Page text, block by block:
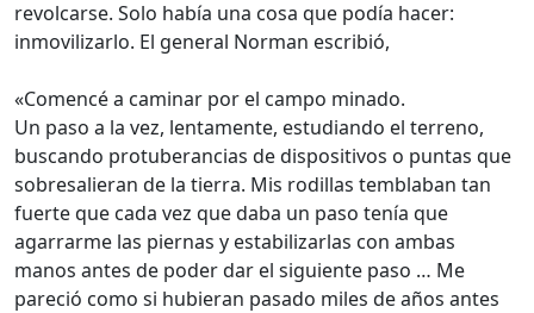
revolcarse. Solo había una cosa que podía hacer:
inmovilizarlo. El general Norman escribió,
«Comencé a caminar por el campo minado.
Un paso a la vez, lentamente, estudiando el terreno,
buscando protuberancias de dispositivos o puntas que
sobresalieran de la tierra. Mis rodillas temblaban tan
fuerte que cada vez que daba un paso tenía que
agarrarme las piernas y estabilizarlas con ambas
manos antes de poder dar el siguiente paso … Me
pareció como si hubieran pasado miles de años antes